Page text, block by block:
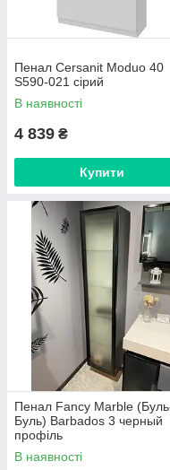
Пенал Cersanit Moduo 40
S590-021 сірий
В наявності
4 839 ₴
Купити
Пенал Fancy Marble
Буль) Barbados 3 черный
профіль
В наявності